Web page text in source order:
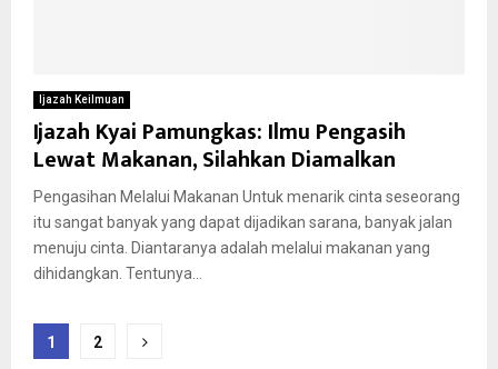
Ijazah Keilmuan
Ijazah Kyai Pamungkas: Ilmu Pengasih
Lewat Makanan, Silahkan Diamalkan
Pengasihan Melalui Makanan Untuk menarik cinta seseorang
itu sangat banyak yang dapat dijadikan sarana, banyak jalan
menuju cinta. Diantaranya adalah melalui makanan yang
dihidangkan. Tentunya...
Posts
1 2